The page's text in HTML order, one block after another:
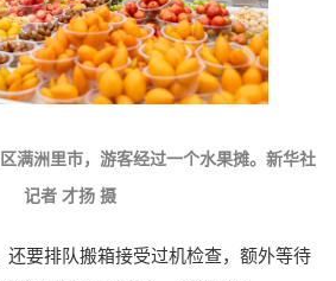
满洲里市，游客经过一个水果摊。新华社
记者 才扬 摄
还要排队搬箱接受过机检查，额外等待